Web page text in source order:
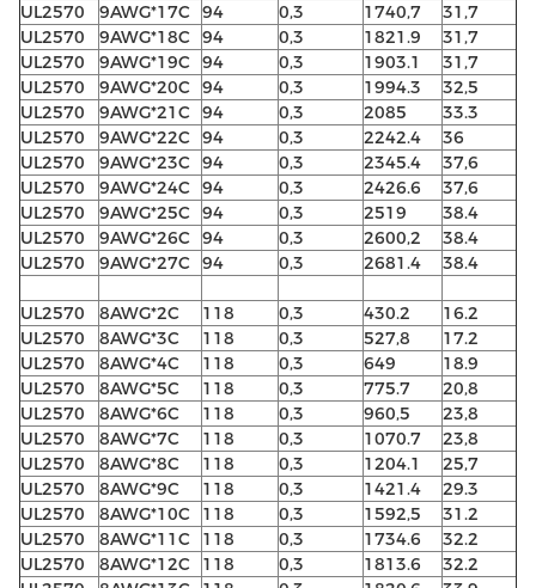
UL2570
9AWG*17C 94 0,3 1740,7
31,7
UL2570
9AWG*18C 94 0,3 1821.9
31,7
UL2570
9AWG*19C 94 0,3 1903.1
31,7
UL2570
9AWG*20C 94 0,3 1994.3
32,5
UL2570
9AWG*21C 94 0,3 2085
33.3
UL2570
9AWG*22C 94 0,3 2242.4
36
UL2570
9AWG*23C 94 0,3 2345.4
37,6
UL2570
9AWG*24C 94 0,3 2426.6
37,6
UL2570
9AWG*25C 94 0,3 2519
38.4
UL2570
9AWG*26C 94 0,3 2600,2
38.4
UL2570
9AWG*27C 94 0,3 2681.4 38.4
UL2570 8AWG*2C 118 0,3 430.2
16.2
UL2570
8AWG*3C 118 0,3 527,8
17.2
UL2570
8AWG*4C 118 0,3 649
18.9
UL2570
8AWG*5C 118 0,3 775.7
20,8
UL2570
8AWG*6C 118 0,3 960,5
23,8
UL2570
8AWG*7C 118 0,3 1070.7
23,8
UL2570
8AWG*8C 118 0,3 1204.1
25,7
UL2570
8AWG*9C 118 0,3 1421.4
29.3
UL2570
8AWG*10C 118 0,3 1592,5
31.2
UL2570
8AWG*11C 118 0,3 1734.6
32.2
UL2570
8AWG*12C 118 0,3 1813.6
32.2